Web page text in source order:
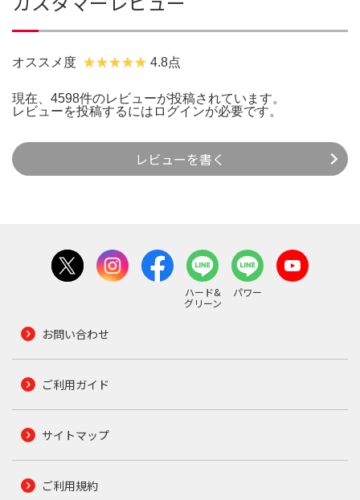
オススメ度 4.8点
現在、4598件のレビューが投稿されています。
レビューを投稿するには ログインが必要です。
レビューを書く
ハード&
グリーン
パワー
お問い合わせ
ご利用ガイド
サイトマップ
ご利用規約